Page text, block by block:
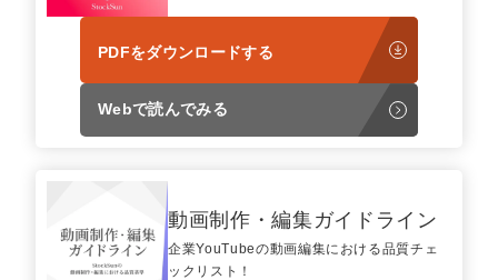
PDFをダウンロードする
Webで読んでみる
動画制作・編集ガイドライン
企業YouTubeの動画編集における品質チェ
ックリスト！